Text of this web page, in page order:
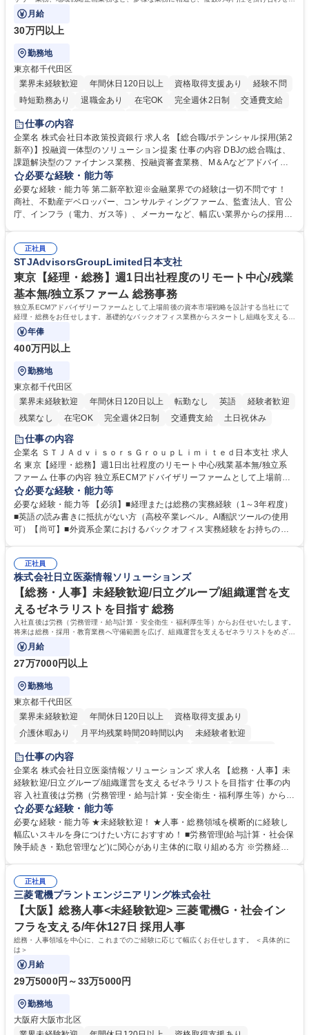
広く社会に貢献していく職種です。
月給
30万円以上
勤務地
東京都千代田区
業界未経験歓迎
年間休日120日以上 資格取得支援あり
経験不問
時短勤務あり
退職金あり 在宅OK 完全週休2日制
交通費支給
駅近5分以内
食事補助あり
託児所あり
仕事の内容
企業名 株式会社日本政策投資銀行 求人名 【総合職/ポテンシャル採用(第2
新卒)】投融資一体型のソリューション提案 仕事の内容 DBJの総合職は、
課題解決型のファイナンス業務、投融資審査業務、M＆Aなどアドバイザ
リー業務、地域戦略企画業務など、多様な業務に精通し、複数の専門性を
掛け合わせて広く社会に貢献していく職種です。 入社後は、横断的なロー
テーションを経て適性や専門性に応じたキャリアを形成していただきま
す。総合職として入社いただき、下記いずれかの部門でご活躍いただきま
ート・ナレッジ業務 ※それぞれの業務内容に関しては、別途その他労働条
件備考欄に記載 募集職種 【総合職/ポテンシャル採用(第2新卒)】投融資一
体型のソリューション提案
必要な経験・能力等
必要な経験・能力等 第二新卒歓迎※金融業界での経験は一切不問です！
商社、不動産デベロッパー、コンサルティングファーム、監査法人、官公
庁、インフラ（電力、ガス等）、メーカーなど、幅広い業界からの採用実
く高い志を併せもった人材を求めています。ポテンシャル採用（第2新
卒）では、金融業界での経験や知識を問いません。新たな時代を見据え
て、複雑化する社会課題の解決に向けて先鞭をつける役割を担いたい、と
いう気概をお持ちの方を心待ちにしています。 学歴・資格 学歴：大学院
大学 語学力： 資格：
正社員
STJAdvisorsGroupLimited日本支社
東京【経理・総務】週1日出社程度のリモート中心/残業
基本無/独立系ファーム 総務事務
独立系ECMアドバイザリーファームとして上場前後の資本市場戦略を設計する当社にて
経理・総務をお任せします。基礎的なバックオフィス業務からスタートし組織を支える専
任担当として広く活躍できる環境です。
年俸
400万円以上
勤務地
東京都千代田区
業界未経験歓迎
年間休日120日以上 転勤なし 英語
経験者歓迎
残業なし
在宅OK 完全週休2日制 交通費支給 土日祝休み
仕事の内容
企業名 ＳＴＪＡｄｖｉｓｏｒｓＧｒｏｕｐＬｉｍｉｔｅｄ日本支社 求人
名 東京【経理・総務】週1日出社程度のリモート中心/残業基本無/独立系
ファーム 仕事の内容 独立系ECMアドバイザリーファームとして上場前後
の資本市場戦略を設計する当社にて経理・総務をお任せします。基礎的な
バックオフィス業務からスタートし組織を支える専任担当として広く活躍
できる環境です。 ■日常経理、月次および年次決算サポート業務 ■本国
（グローバル）との英文メール対応（AI翻訳ツール等を使用しての対応で
業務をお任せします。残業も基本的には発生せず、ご自身のペースで業務
を進めやすく定着率の高い環境です。 募集職種 東京【経理・総務】週1日
出社程度のリモート中心/残業基本無/独立系ファーム
必要な経験・能力等
必要な経験・能力等 【必須】■経理または総務の実務経験（1～3年程度）
■英語の読み書きに抵抗がない方（高校卒業レベル。AI翻訳ツールの使用
可）【尚可】■外資系企業におけるバックオフィス実務経験をお持ちの方
【働き方について】現在は週4日程度の在宅勤務を実施しており、ワーク
ライフバランスを重視する方に最適な環境です（フルリモートも面接で相
談可）。【求める人物像】幅広いバックオフィス業務に柔軟に対応でき、
社内外と円滑にコミュニケーションを取りながら業務を推進できる方 学
歴・資格 学歴：大学院 大学 高専 短大 専修学校 高校 語学力： 資格：
正社員
株式会社日立医薬情報ソリューションズ
【総務・人事】未経験歓迎/日立グループ/組織運営を支
えるゼネラリストを目指す 総務
入社直後は労務（労務管理・給与計算・安全衛生・福利厚生等）からお任せいたします。
将来は総務・採用・教育業務へ守備範囲を広げ、組織運営を支えるゼネラリストをめざせ
ます。
月給
27万7000円以上
勤務地
東京都千代田区
業界未経験歓迎
年間休日120日以上
資格取得支援あり
介護休暇あり
月平均残業時間20時間以内
未経験者歓迎
住宅手当あり
育休あり
完全週休2日制 交通費支給 土日祝休み 寮・社宅あり
仕事の内容
企業名 株式会社日立医薬情報ソリューションズ 求人名 【総務・人事】未
経験歓迎/日立グループ/組織運営を支えるゼネラリストを目指す 仕事の内
容 入社直後は労務（労務管理・給与計算・安全衛生・福利厚生等）からお
任せいたします。将来は総務・採用・教育業務へ守備範囲を広げ、組織運
営を支えるゼネラリストをめざせます。 ・初期業務：労働時間管理、給与
計算、社会保険対応、福利厚生管理、安全衛生、健康経営推進等をお任せ
します。ご経験に応じて、休職者管理など、幅広く経験を積んでいただき
幅広く経験を積みたい意欲がある方に最適な環境です。 募集職種 【総
務・人事】未経験歓迎/日立グループ/組織運営を支えるゼネラリストを目
指す
必要な経験・能力等
必要な経験・能力等 ★未経験歓迎！ ★人事・総務領域を横断的に経験し
幅広いスキルを身につけたい方におすすめ！ ■労務管理(給与計算・社会保
険手続き・勤怠管理など)に関心があり主体的に取り組める方 ※労務経験
のご経験 ■労務管理（給与計算・社会保険手続き・勤怠管理など）の経験
■衛生管理者の資格をお持ちの方 学歴・資格 学歴：大学院 大学 高専 短大
専修学校 高校 語学力： 資格：
正社員
三菱電機プラントエンジニアリング株式会社
【大阪】総務人事<未経験歓迎> 三菱電機G・社会イン
フラを支える/年休127日 採用人事
総務・人事領域を中心に、これまでのご経験に応じて幅広くお任せします。 ＜具体的に
は＞
月給
29万5000円～33万5000円
勤務地
大阪府大阪市北区